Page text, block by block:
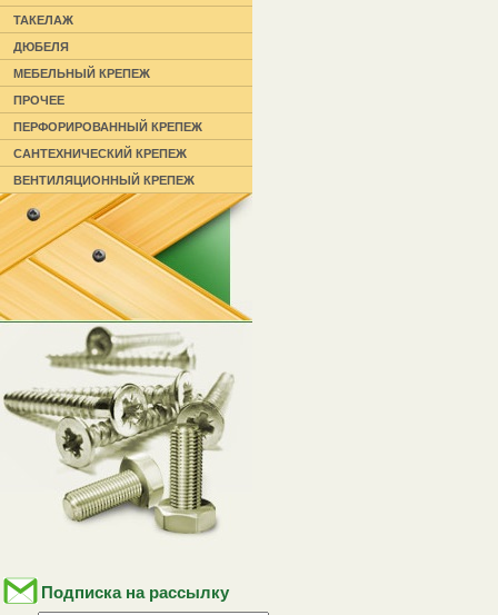
ТАКЕЛАЖ
ДЮБЕЛЯ
МЕБЕЛЬНЫЙ КРЕПЕЖ
ПРОЧЕЕ
ПЕРФОРИРОВАННЫЙ КРЕПЕЖ
САНТЕХНИЧЕСКИЙ КРЕПЕЖ
ВЕНТИЛЯЦИОННЫЙ КРЕПЕЖ
Подписка на рассылку